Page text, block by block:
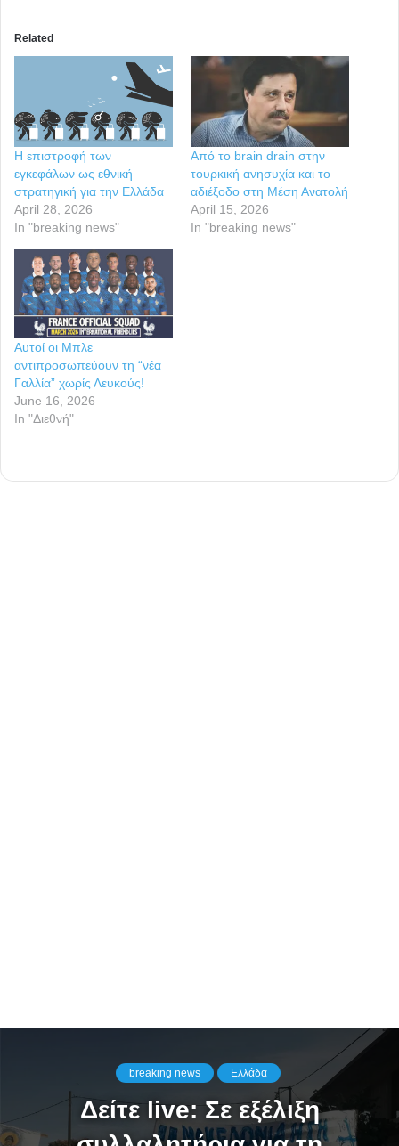
Related
Η επιστροφή των
εγκεφάλων ως εθνική
στρατηγική για την Ελλάδα
April 28, 2026
In "breaking news"
Από το brain drain στην
τουρκική ανησυχία και το
αδιέξοδο στη Μέση Ανατολή
April 15, 2026
In "breaking news"
Αυτοί οι Μπλε
αντιπροσωπεύουν τη “νέα
Γαλλία” χωρίς Λευκούς!
June 16, 2026
In "Διεθνή"